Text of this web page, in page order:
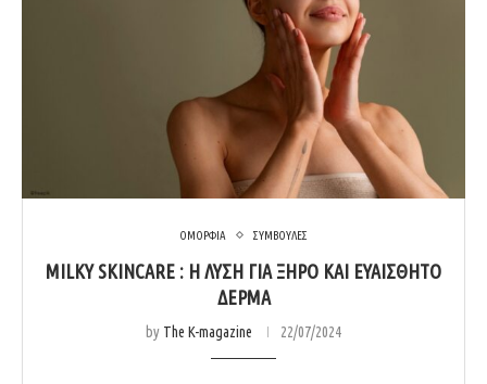
ΟΜΟΡΦΙΑ ΣΥΜΒΟΥΛΕΣ
MILKY SKINCARE : Η ΛΥΣΗ ΓΙΑ ΞΗΡΟ ΚΑΙ ΕΥΑΙΣΘΗΤΟ
ΔΕΡΜΑ
by The K-magazine 22/07/2024